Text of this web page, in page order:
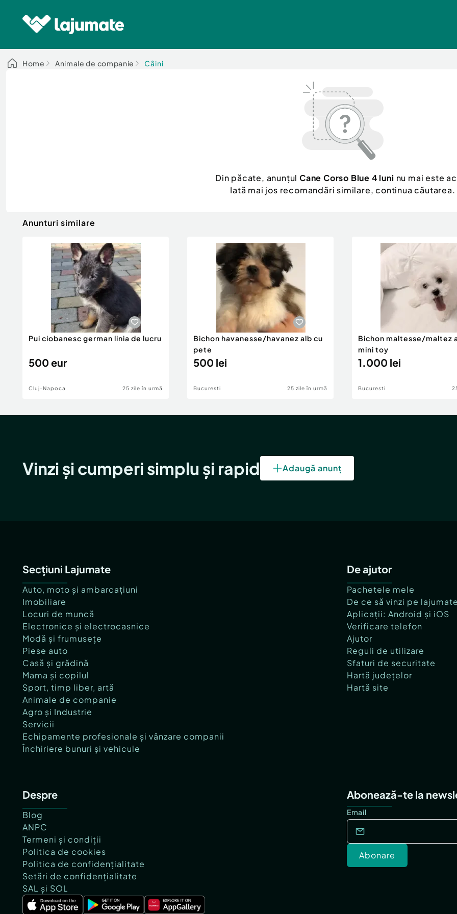
Home Animale de companie Câini
Din păcate, anunțulCane Corso Blue 4 luni nu mai este
Iată mai jos recomandări similare, continua căutarea.
Anunturi similare
Pui ciobanesc german linia de lucru
500 eur
Cluj-Napoca 25 zile în urmă
Bichon havanesse/havanez alb cu
pete
500 lei
Bucuresti 25 zile în urmă
Bichon maltesse/maltez
mini toy
1.000 lei
Bucuresti
Vinzi și cumperi simplu și rapid Adaugă anunț
Secțiuni Lajumate
Auto, moto și ambarcațiuni
Imobiliare
Locuri de muncă
Electronice și electrocasnice
Modă și frumusețe
Piese auto
Casă și grădină
Mama și copilul
Sport, timp liber, artă
Animale de companie
Agro și Industrie
Servicii
Echipamente profesionale și vânzare companii
Închiriere bunuri și vehicule
De ajutor
Pachetele mele
De ce să vinzi pe
Aplicații: Android și iOS
Verificare telefon
Ajutor
Reguli de utilizare
Sfaturi de securitate
Hartă județelor
Hartă site
Despre
Blog
ANPC
Termeni și condiții
Politica de cookies
Politica de confidențialitate
Setări de confidențialitate
SAL și SOL
Abonează-te la
Email
Abonare